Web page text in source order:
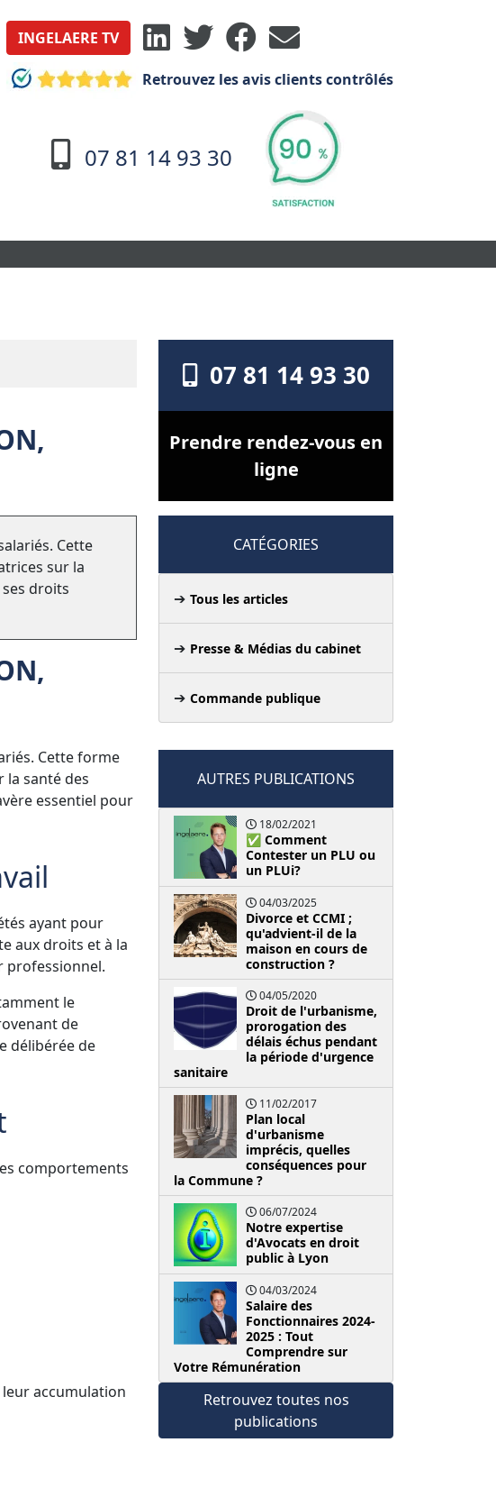
INGELAERE TV
Retrouvez les avis clients contrôlés
07 81 14 93 30
Cette
sur la
droits
Cette forme
la santé des
essentiel pour
ayant pour
aux droits et à la
professionnel.
le
de
délibérée de
comportements
accumulation
07 81 14 93 30
Prendre rendez-vous en
ligne
CATÉGORIES
Tous les articles
Presse & Médias du cabinet
Commande publique
AUTRES PUBLICATIONS
18/02/2021
✅ Comment
Contester un PLU ou
un PLUi?
04/03/2025
Divorce et CCMI ;
qu'advient-il de la
maison en cours de
construction ?
04/05/2020
Droit de l'urbanisme,
prorogation des
délais échus pendant
la période d'urgence
sanitaire
11/02/2017
Plan local
d'urbanisme
imprécis, quelles
conséquences pour
la Commune ?
06/07/2024
Notre expertise
d'Avocats en droit
public à Lyon
04/03/2024
Salaire des
Fonctionnaires 2024-
2025 : Tout
Comprendre sur
Votre Rémunération
Retrouvez toutes nos
publications